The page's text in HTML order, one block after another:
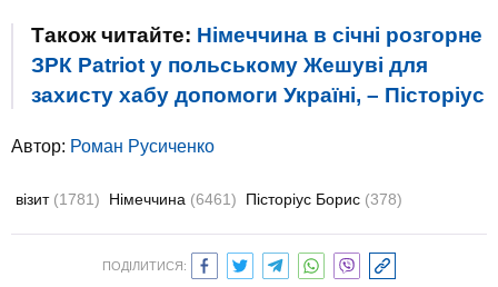
Також читайте: Німеччина в січні розгорне
ЗРК Patriot у польському Жешуві для
захисту хабу допомоги Україні, – Пісторіус
Автор: Роман Русиченко
візит (1781) Німеччина (6461) Пісторіус Борис (378)
ПОДІЛИТИСЯ: